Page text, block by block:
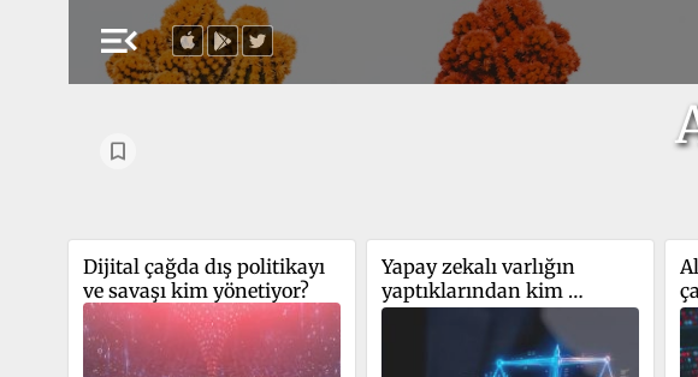
menu_open
Dijital çağda dış politikayı
ve savaşı kim yönetiyor?
Yapay zekalı varlığın
yaptıklarından kim
sorumlu olacak?